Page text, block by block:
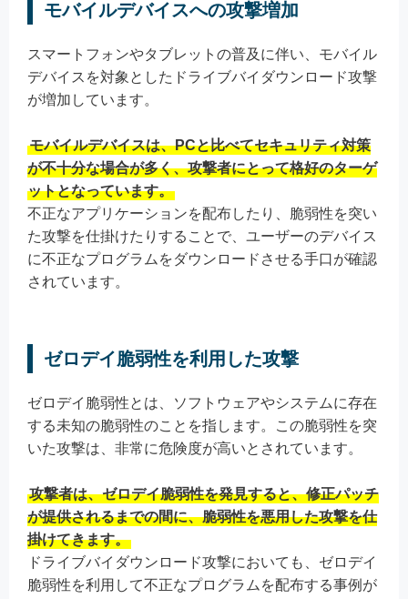
モバイルデバイスへの攻撃増加
スマートフォンやタブレットの普及に伴い、モバイル
デバイスを対象としたドライブバイダウンロード攻撃
が増加しています。
モバイルデバイスは、PCと比べてセキュリティ対策
が不十分な場合が多く、攻撃者にとって格好のターゲ
ットとなっています。
不正なアプリケーションを配布したり、脆弱性を突い
た攻撃を仕掛けたりすることで、ユーザーのデバイス
に不正なプログラムをダウンロードさせる手口が確認
されています。
ゼロデイ脆弱性を利用した攻撃
ゼロデイ脆弱性とは、ソフトウェアやシステムに存在
する未知の脆弱性のことを指します。この脆弱性を突
いた攻撃は、非常に危険度が高いとされています。
攻撃者は、ゼロデイ脆弱性を発見すると、修正パッチ
が提供されるまでの間に、脆弱性を悪用した攻撃を仕
掛けてきます。
ドライブバイダウンロード攻撃においても、ゼロデイ
脆弱性を利用して不正なプログラムを配布する事例が